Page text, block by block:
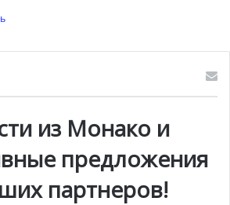
из Монако и
предложения
партнеров!